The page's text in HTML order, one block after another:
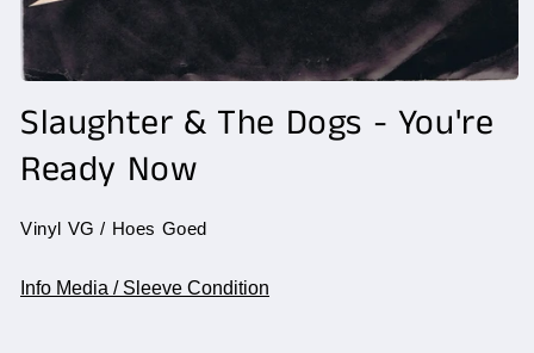
1
openen
modaal
Slaughter & The Dogs - You're
Ready Now
Vinyl VG / Hoes Goed
Info Media / Sleeve Condition